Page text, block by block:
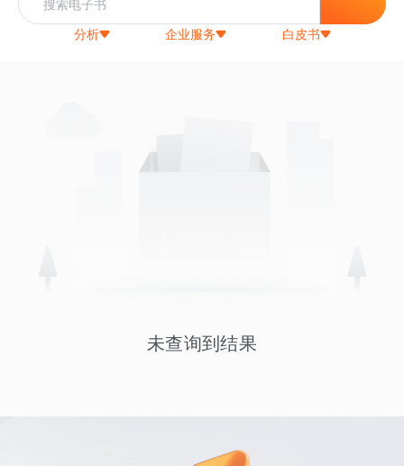
分析 企业服务 白皮书
未查询到结果